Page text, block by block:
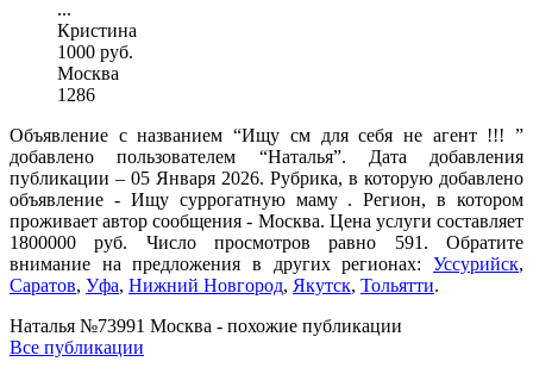
...
Кристина
1000 руб.
Москва
1286
Объявление с названием “Ищу см для себя не агент !!! ”
добавлено пользователем “Наталья”. Дата добавления
публикации – 05 Января 2026. Рубрика, в которую добавлено
объявление - Ищу суррогатную маму . Регион, в котором
проживает автор сообщения - Москва. Цена услуги составляет
1800000 руб. Число просмотров равно 591. Обратите
внимание на предложения в других регионах: Уссурийск,
Саратов, Уфа, Нижний Новгород, Якутск, Тольятти.
Наталья №73991 Москва - похожие публикации
Все публикации